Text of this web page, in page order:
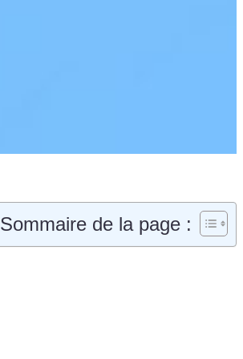
Sommaire de la page :